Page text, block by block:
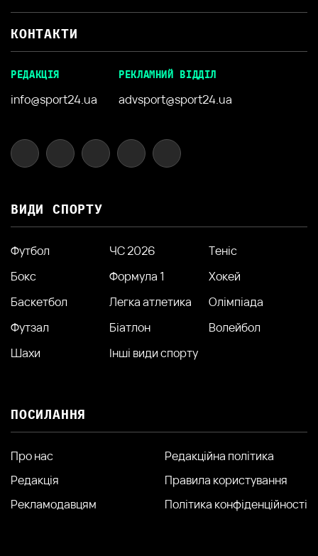
КОНТАКТИ
РЕДАКЦІЯ
info@sport24.ua
РЕКЛАМНИЙ ВІДДІЛ
advsport@sport24.ua
ВИДИ СПОРТУ
Футбол ЧС 2026
Теніс
Бокс
Формула 1
Хокей
Баскетбол
Легка атлетика
Олімпіада
Футзал
Біатлон
Волейбол
Шахи
Інші види спорту
ПОСИЛАННЯ
Про нас
Редакція
Рекламодавцям
Редакційна політика
Правила користування
Політика конфіденційності